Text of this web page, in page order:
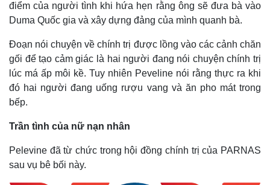
điểm của người tình khi hứa hẹn rằng ông sẽ đưa bà vào
Duma Quốc gia và xây dựng đảng của mình quanh bà.
Đoạn nói chuyện về chính trị được lồng vào các cảnh chăn
gối để tạo cảm giác là hai người đang nói chuyện chính trị
lúc má ấp môi kề. Tuy nhiên Peveline nói rằng thực ra khi
đó hai người đang uống rượu vang và ăn pho mát trong
bếp.
Trần tình của nữ nạn nhân
Pelevine đã từ chức trong hội đồng chính trị của PARNAS
sau vụ bê bối này.